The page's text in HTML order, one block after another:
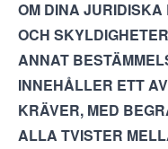
OM DINA
OCH
ANNAT
INNEHÅLLER ETT
KRÄVER, MED
ALLA TVISTER